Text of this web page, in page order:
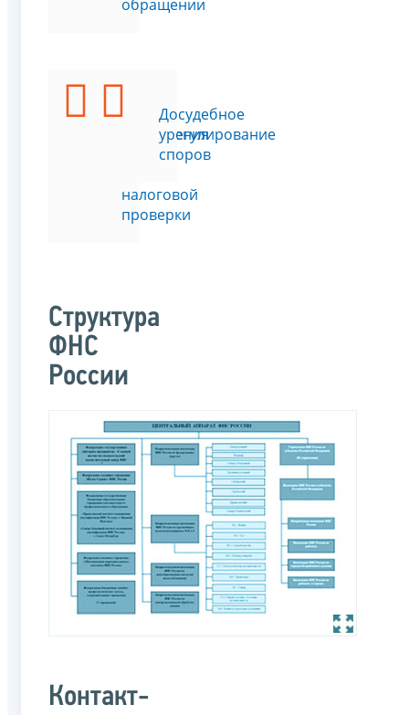
обращении
Подать
возражения
налоговой
проверки
Досудебное
урегулирование
споров
Структура
ФНС
России
Контакт-